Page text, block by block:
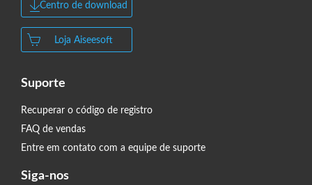
Centro de download
Loja Aiseesoft
Suporte
Recuperar o código de registro
FAQ de vendas
Entre em contato com a equipe de suporte
Siga-nos